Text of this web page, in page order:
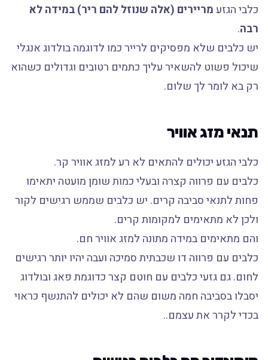
כלבי הגזעמריירים (אלה שנוזל להם ריר) במידה לא
רבה.
יש כלבים שלא מפסיקים לרייר כמו לדוגמה בולדוג אנגלי
שיכול פשוט להשאיר עליך כתמים רטובים וגדולים כשהוא
רק בא לומר לך שלום.
תנאי מזג אוויר
כלבי הגזע יכולים להתאים לא רע למזג אוויר קר.
כלבים עם פרווה קצרה ובעלי כמות שומן מועטה יתאימו
פחות לתנאי סביבה קרים. יש כלבים שממש רגישים לקור
ולכן לא מתאימים למקומות קרים.
והם מתאימים במידה מתונה למזג אוויר חם.
כלבים עם פרווה דו שכבתית סמיכה ועבה יהיו יותר רגישים
לחום. גם גזעי כלבים עם חוטם קצר כדוגמת פאג ובולדוג
יסבלו בסביבה חמה משום שהם לא יכולים להתנשף כראוי
בכדי לקרר את עצמם..